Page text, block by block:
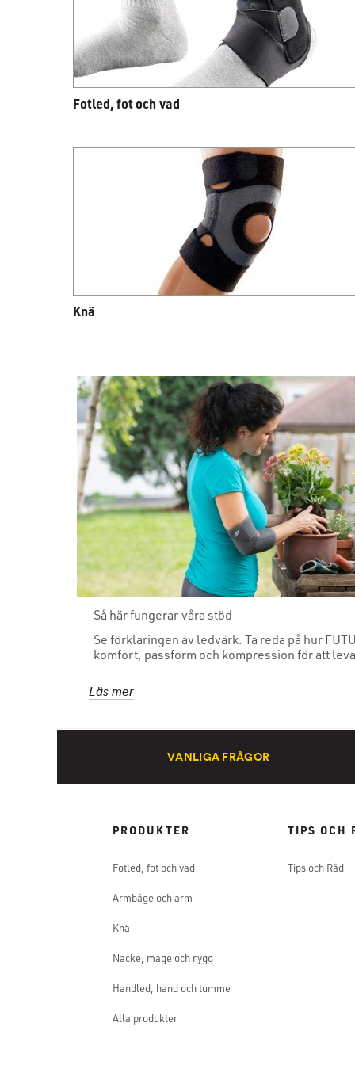
Fotled, fot och vad
Knä
Så här fungerar våra stöd
Se förklaringen av ledvärk. Ta reda på hur
komfort, passform och kompression för att
Läs mer
VANLIGA FRÅGOR
PRODUKTER
Fotled, fot och vad
Armbåge och arm
Knä
Nacke, mage och rygg
Handled, hand och tumme
Alla produkter
TIPS OCH
Tips och Råd